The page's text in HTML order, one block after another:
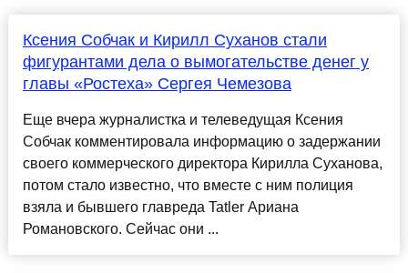
Ксения Собчак и Кирилл Суханов стали
фигурантами дела о вымогательстве денег у
главы «Ростеха» Сергея Чемезова
Еще вчера журналистка и телеведущая Ксения
Собчак комментировала информацию о задержании
своего коммерческого директора Кирилла Суханова,
потом стало известно, что вместе с ним полиция
взяла и бывшего главреда Tatler Ариана
Романовского. Сейчас они ...